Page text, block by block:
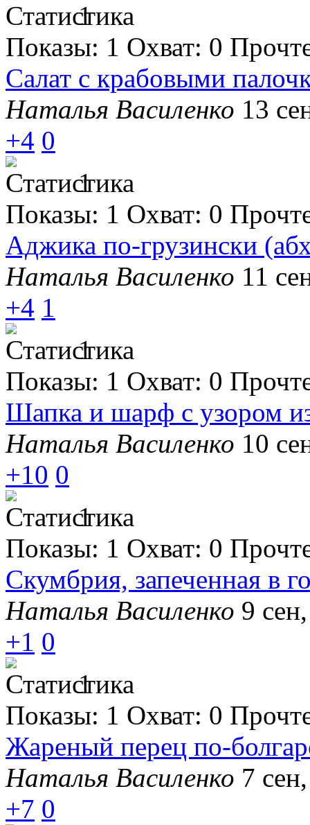
1
Показы: 1 Охват: 0
Салат с крабовыми
Наталья Василенко 13
+4 0
1
Показы: 1 Охват: 0
Аджика по-грузински
Наталья Василенко 11
+4 1
1
Показы: 1 Охват: 0
Шапка и шарф с узором
Наталья Василенко 10
+10 0
1
Показы: 1 Охват: 0
Скумбрия, запеченная в
Наталья Василенко 9
+1 0
1
Показы: 1 Охват: 0
Жареный перец по-
Наталья Василенко 7
+7 0